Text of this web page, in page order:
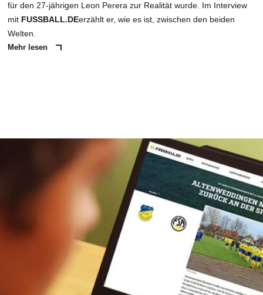
für den 27-jährigen Leon Perera zur Realität wurde. Im Interview
mit FUSSBALL.DEerzählt er, wie es ist, zwischen den beiden
Welten.
Mehr lesen